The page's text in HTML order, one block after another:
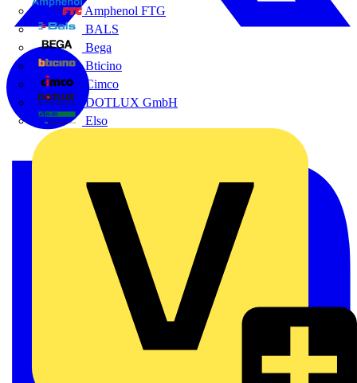
Amphenol FTG
BALS
Bega
Bticino
Cimco
DOTLUX GmbH
Elso